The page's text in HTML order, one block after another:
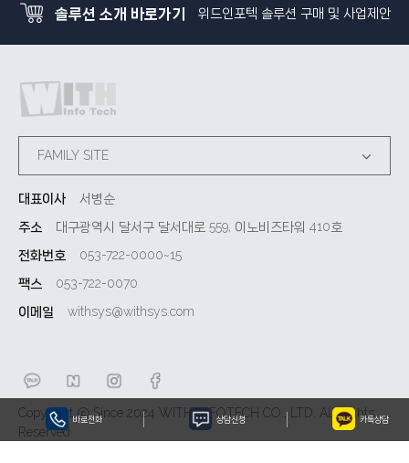
솔루션 소개 바로가기 위드인포텍 솔루션 구매 및 사업제안
FAMILY SITE
대표이사
서병순
주소
대구광역시 달서구 달서대로 559, 이노비즈타워 410호
전화번호
053-722-0000~15
팩스
053-722-0070
이메일
withsys@withsys.com
Copyright ⓒ Since 2024 WITH INFOTECH CO., LTD. All Rights
Reserved.
바로전화 상담신청 카톡상담